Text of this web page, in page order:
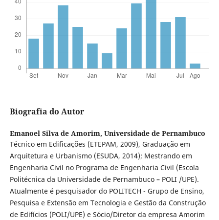
Biografia do Autor
Emanoel Silva de Amorim, Universidade de Pernambuco
Técnico em Edificações (ETEPAM, 2009), Graduação em
Arquitetura e Urbanismo (ESUDA, 2014); Mestrando em
Engenharia Civil no Programa de Engenharia Civil (Escola
Politécnica da Universidade de Pernambuco – POLI /UPE).
Atualmente é pesquisador do POLITECH - Grupo de Ensino,
Pesquisa e Extensão em Tecnologia e Gestão da Construção
de Edifícios (POLI/UPE) e Sócio/Diretor da empresa Amorim